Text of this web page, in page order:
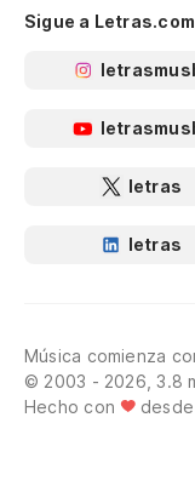
Sigue a Letras.com
letras
letras
Música comienza
© 2003 - 2026, 3.8
Hecho con